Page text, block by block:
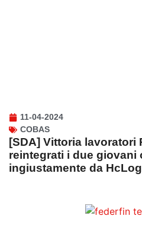
11-04-2024
COBAS
[SDA] Vittoria lavoratori
reintegrati i due giovani
ingiustamente da